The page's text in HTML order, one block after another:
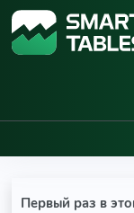
Первый раз в